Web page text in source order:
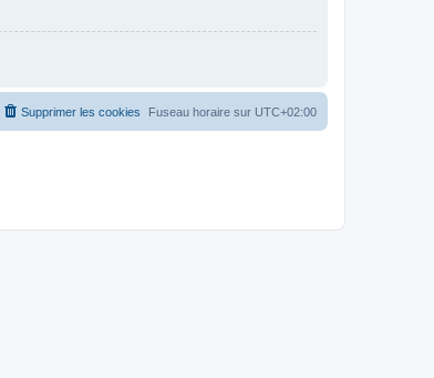
Fuseau horaire sur UTC+02:00
Supprimer les cookies